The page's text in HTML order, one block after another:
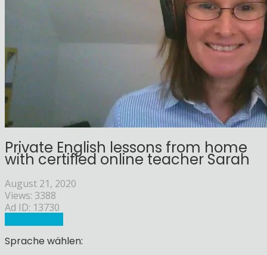
Private English lessons from home
with certified online teacher Sarah
August 21, 2020
Views: 3388
Ad ID: 13730
Sprache wählen: